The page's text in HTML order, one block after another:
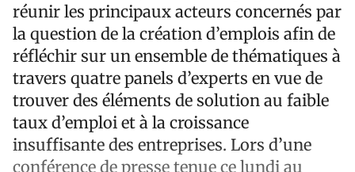
réunir les principaux acteurs concernés par
la question de la création d’emplois afin de
réfléchir sur un ensemble de thématiques à
travers quatre panels d’experts en vue de
trouver des éléments de solution au faible
taux d’emploi et à la croissance
insuffisante des entreprises. Lors d’une
conférence de presse tenue ce lundi au